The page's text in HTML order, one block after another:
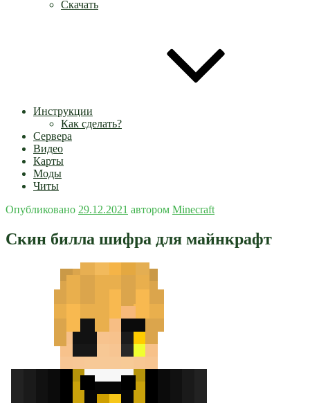
Скачать
Инструкции
Как сделать?
Сервера
Видео
Карты
Моды
Читы
Опубликовано 29.12.2021 автором Minecraft
Скин билла шифра для майнкрафт